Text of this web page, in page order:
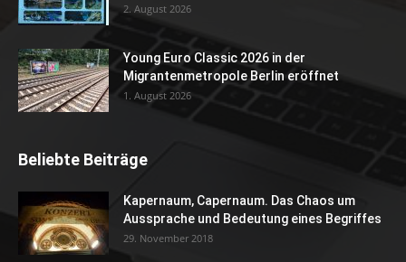
2. August 2026
Young Euro Classic 2026 in der
Migrantenmetropole Berlin eröffnet
1. August 2026
Beliebte Beiträge
Kapernaum, Capernaum. Das Chaos um
Aussprache und Bedeutung eines Begriffes
29. November 2018